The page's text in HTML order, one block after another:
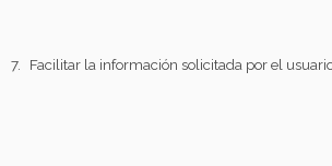
7. Facilitar la información solicitada por el